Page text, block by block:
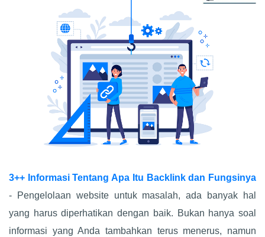
3++ Informasi Tentang Apa Itu Backlink dan Fungsinya
- Pengelolaan website untuk masalah, ada banyak hal
yang harus diperhatikan dengan baik. Bukan hanya soal
informasi yang Anda tambahkan terus menerus, namun